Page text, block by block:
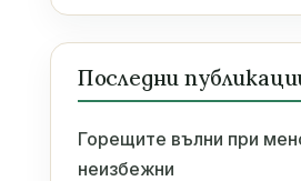
Последни
Горещите вълни при
неизбежни